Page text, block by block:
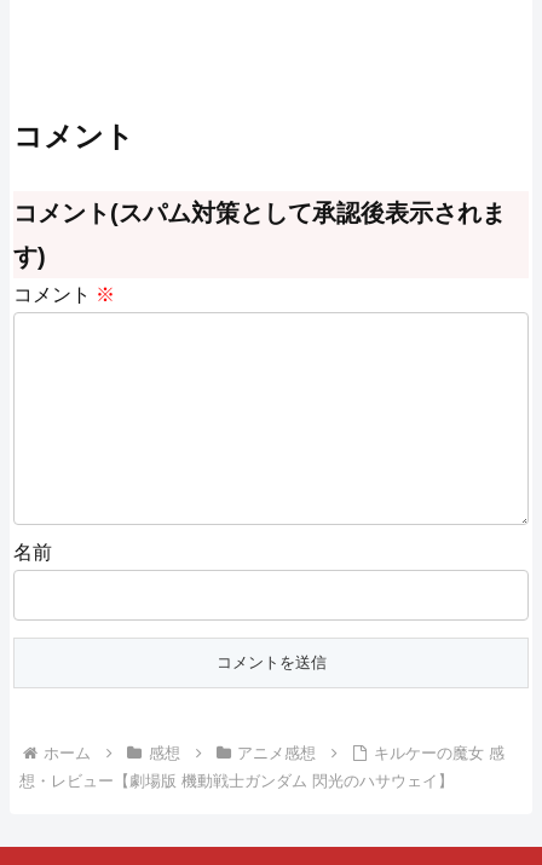
コメント
コメント(スパム対策として承認後表示されま
す)
コメント ※
名前
ホーム 感想 アニメ感想
キルケーの魔女 感
想・レビュー【劇場版 機動戦士ガンダム 閃光のハサウェイ】